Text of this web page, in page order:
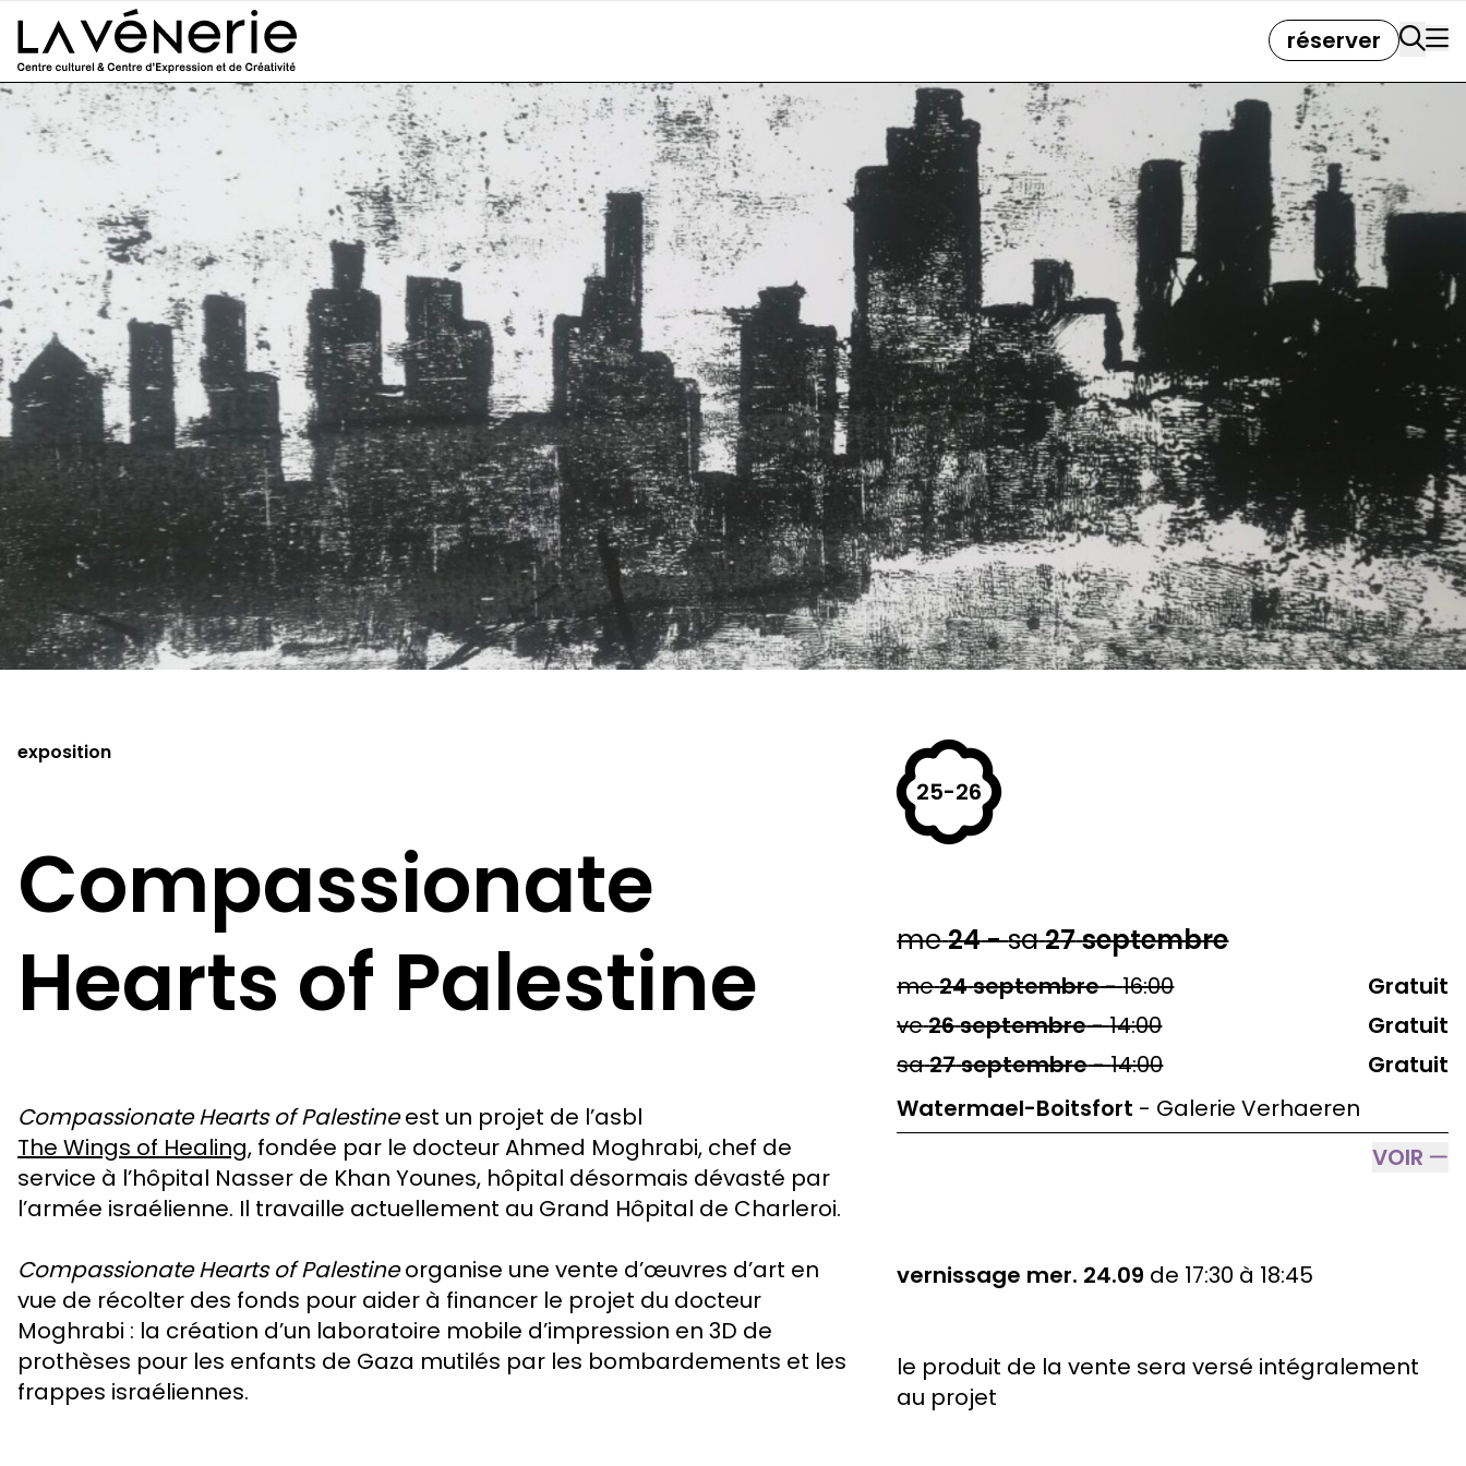
Aller au contenu principal
réserver
exposition
Compassionate
Hearts of Palestine
Compassionate Hearts of Palestineest un projet de l’asbl
The Wings of Healing, fondée par le docteur Ahmed Moghrabi, chef de
service à l’hôpital Nasser de Khan Younes, hôpital désormais dévasté par
l’armée israélienne. Il travaille actuellement au Grand Hôpital de Charleroi.
Compassionate Hearts of Palestineorganise une vente d’œuvres d’art en
vue de récolter des fonds pour aider à financer le projet du docteur
Moghrabi : la création d’un laboratoire mobile d’impression en 3D de
prothèses pour les enfants de Gaza mutilés par les bombardements et les
frappes israéliennes.
25-26
me24-sa27septembre
me24septembre-16:00
Gratuit
ve26septembre-14:00
Gratuit
sa27septembre-14:00
Gratuit
Watermael-Boitsfort - Galerie Verhaeren
VOIR
vernissage mer. 24.09 de 17:30 à 18:45
le produit de la vente sera versé intégralement
au projet